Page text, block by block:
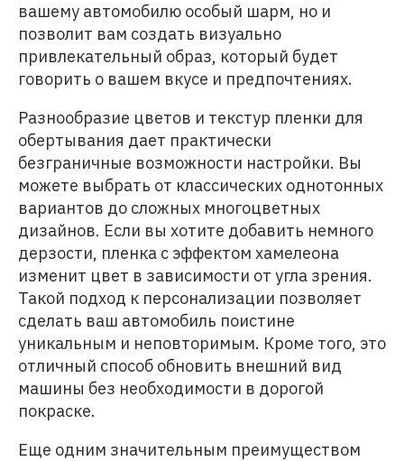
вашему автомобилю особый шарм, но и
позволит вам создать визуально
привлекательный образ, который будет
говорить о вашем вкусе и предпочтениях.
Разнообразие цветов и текстур пленки для
обертывания дает практически
безграничные возможности настройки. Вы
можете выбрать от классических однотонных
вариантов до сложных многоцветных
дизайнов. Если вы хотите добавить немного
дерзости, пленка с эффектом хамелеона
изменит цвет в зависимости от угла зрения.
Такой подход к персонализации позволяет
сделать ваш автомобиль поистине
уникальным и неповторимым. Кроме того, это
отличный способ обновить внешний вид
машины без необходимости в дорогой
покраске.
Еще одним значительным преимуществом